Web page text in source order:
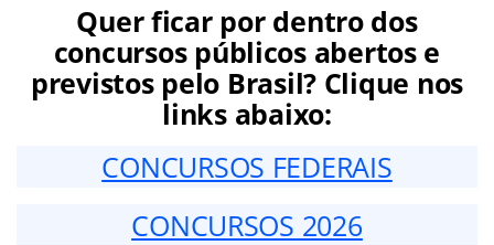
Quer ficar por dentro dos
concursos públicos abertos e
previstos pelo Brasil? Clique nos
links abaixo:
CONCURSOS FEDERAIS
CONCURSOS 2026